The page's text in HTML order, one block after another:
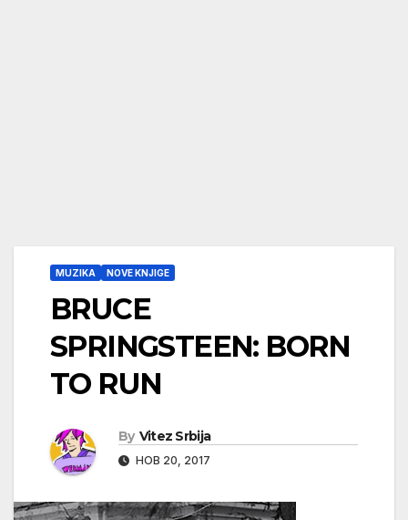
MUZIKA NOVE KNJIGE
BRUCE
SPRINGSTEEN: BORN
TO RUN
By Vitez Srbija
НОВ 20, 2017